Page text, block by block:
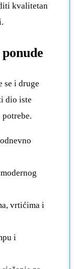
kvalitetan
se i druge
dio iste
vrtićima i
i